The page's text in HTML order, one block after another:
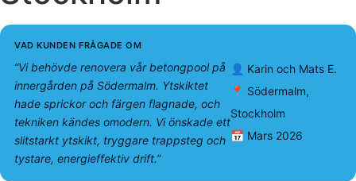
VAD KUNDEN FRÅGADE OM
“Vi behövde renovera vår betongpool på
innergården på Södermalm. Ytskiktet
hade sprickor och färgen flagnade, och
tekniken kändes omodern. Vi önskade ett
slitstarkt ytskikt, tryggare trappsteg och
tystare, energieffektiv drift.”
👤 Karin och Mats E.
📍 Södermalm,
Stockholm
📅 Mars 2026